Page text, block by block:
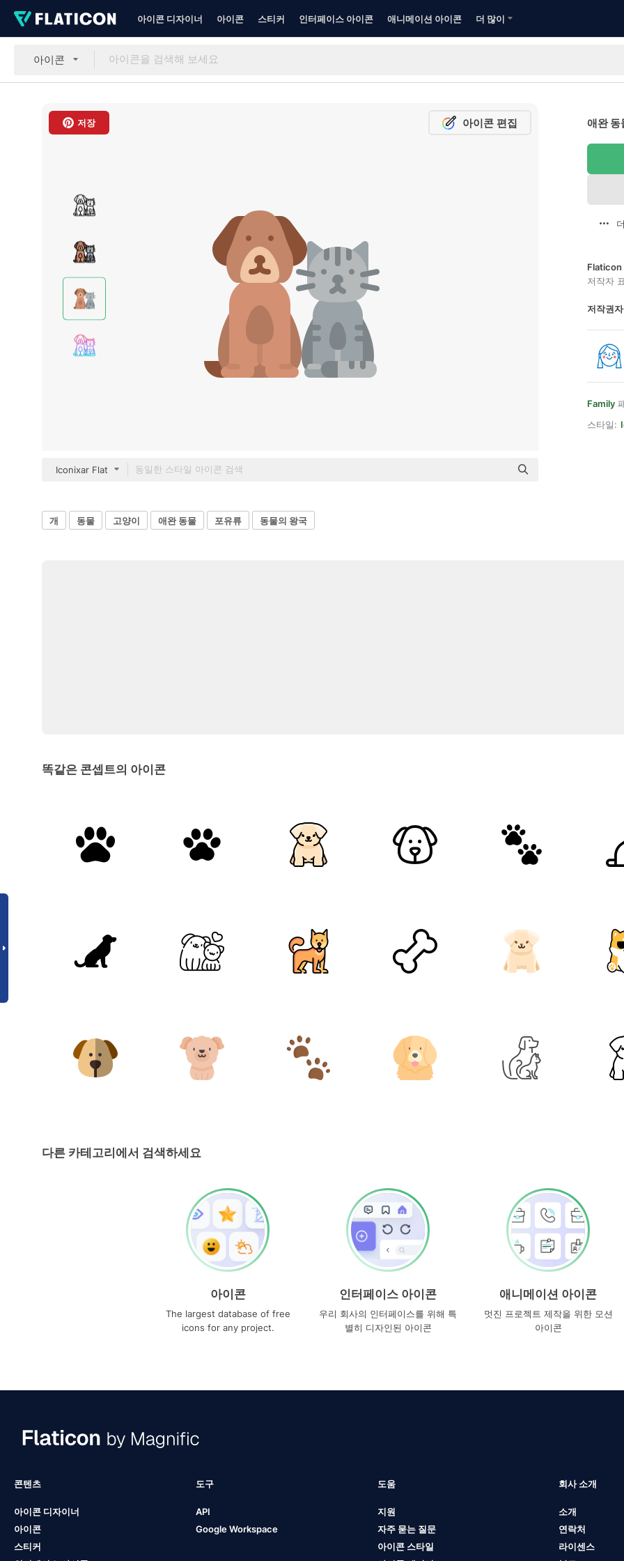
아이콘 디자이너 아이콘 스티커 인터페이스 아이콘 애니메이션 아이콘 더 많이
아이콘
저장 아이콘 편집
Iconixar Flat
애완 동
Flaticon
저작자
저작권
Family
스타일:
개 동물 고양이 애완 동물 포유류 동물의 왕국
똑같은 콘셉트의 아이콘
다른 카테고리에서 검색하세요
아이콘
The largest database of free
icons for any project.
인터페이스 아이콘
우리 회사의 인터페이스를 위해 특
별히 디자인된 아이콘
애니메이션 아이콘
멋진 프로젝트 제작을 위한 모션
아이콘
콘텐츠
아이콘 디자이너
아이콘
스티커
도구
API
Google Workspace
도움
지원
자주 묻는 질문
아이콘 스타일
회사 소개
소개
연락처
라이센스